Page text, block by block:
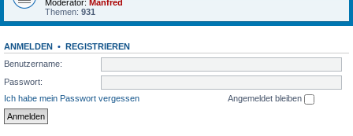
Moderator: Manfred
Themen: 931
ANMELDEN • REGISTRIEREN
Benutzername:
Passwort:
Ich habe mein Passwort vergessen
Angemeldet bleiben